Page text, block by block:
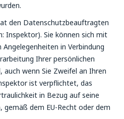
den Datenschutzbeauftragten
Inspektor). Sie können sich mit
in Verbindung
Ihrer persönlichen
auch wenn Sie Zweifel an Ihren
ist verpflichtet, das
in Bezug auf seine
gemäß dem EU-Recht oder dem